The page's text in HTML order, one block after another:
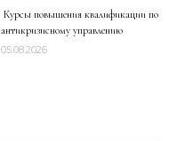
Курсы повышения квалификации по
антикризисному управлению
05.08.2026